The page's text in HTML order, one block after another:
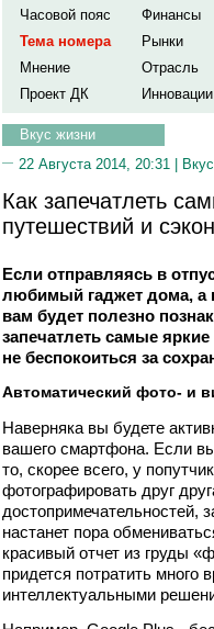
Часовой пояс
Финансы
Тема номера
Рынки
Мнение
Отрасль
Проект ДК
Инновации
Вкус жизни
22 Августа 2014, 20:31 |
Как запечатлеть
путешествий и
Если отправляясь в
любимый гаджет дома, а
вам будет полезно
запечатлеть самые
не беспокоиться за
Автоматический фото- и
Наверняка вы будете
вашего смартфона. Если
то, скорее всего, у
фотографировать друг
достопримечательностей,
настанет пора
красивый отчет из груды
придется потратить много
интеллектуальными